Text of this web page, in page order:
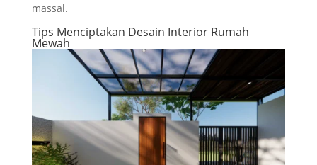
massal.
Tips Menciptakan Desain Interior Rumah
Mewah